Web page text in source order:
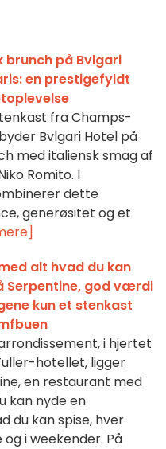
brunch på Bvlgari
en prestigefyldt
fra Champs-
Bvlgari Hotel på
med italiensk smag af
Romito. I
dette
generøsitet og et
alt hvad du kan
Serpentine, god værdi
kun et stenkast
i hjertet
hotellet, ligger
en restaurant med
kan nyde en
du kan spise, hver
i weekender. På